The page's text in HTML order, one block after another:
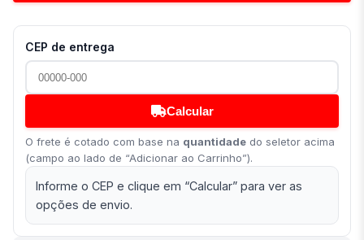
CEP de entrega
Calcular
O frete é cotado com base na quantidade do seletor acima
(campo ao lado de “Adicionar ao Carrinho”).
Informe o CEP e clique em “Calcular” para ver as
opções de envio.